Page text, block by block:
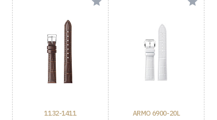
1132-1411 ARMO 6900-20L